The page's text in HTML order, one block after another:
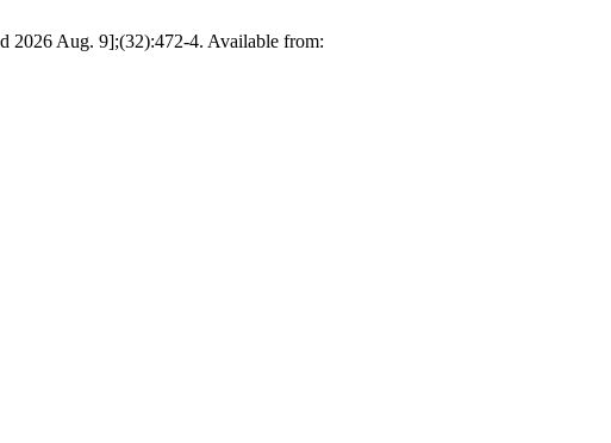
2026 Aug. 9];(32):472-4. Available from: